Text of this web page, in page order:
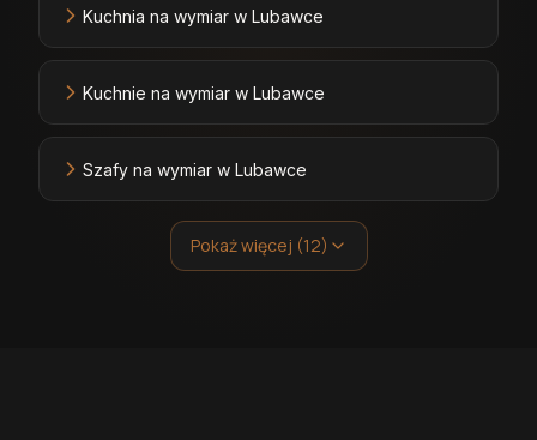
Kuchnia na wymiar w Lubawce
Kuchnie na wymiar w Lubawce
Szafy na wymiar w Lubawce
Pokaż więcej (12)